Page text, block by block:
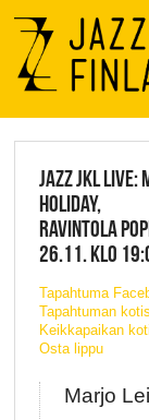
Menu
JAZZ
JAZZ JKL LIVE:
HOLIDAY,
RAVINTOLA
26.11. KLO
Tapahtuma
Tapahtuman
Keikkapaikan
Osta lippu
Marjo